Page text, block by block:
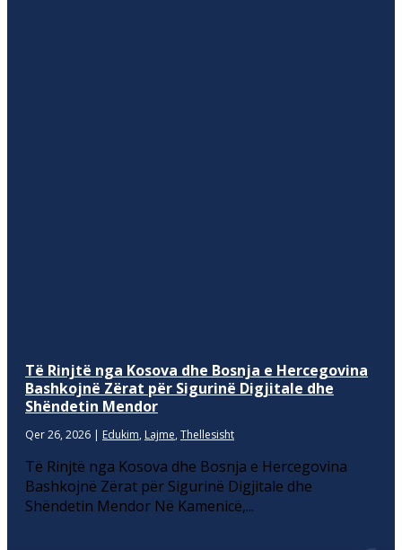
Të Rinjtë nga Kosova dhe Bosnja e Hercegovina
Bashkojnë Zërat për Sigurinë Digjitale dhe
Shëndetin Mendor
Qer 26, 2026 | Edukim, Lajme, Thellesisht
Të Rinjtë nga Kosova dhe Bosnja e Hercegovina
Bashkojnë Zërat për Sigurinë Digjitale dhe
Shëndetin Mendor Në Kamenicë,...